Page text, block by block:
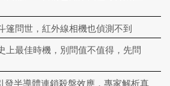
篷問世，紅外線相機也偵測不到
上最佳時機，別問值不值得，先問
半導體連鎖殺盤效應，專家解析真